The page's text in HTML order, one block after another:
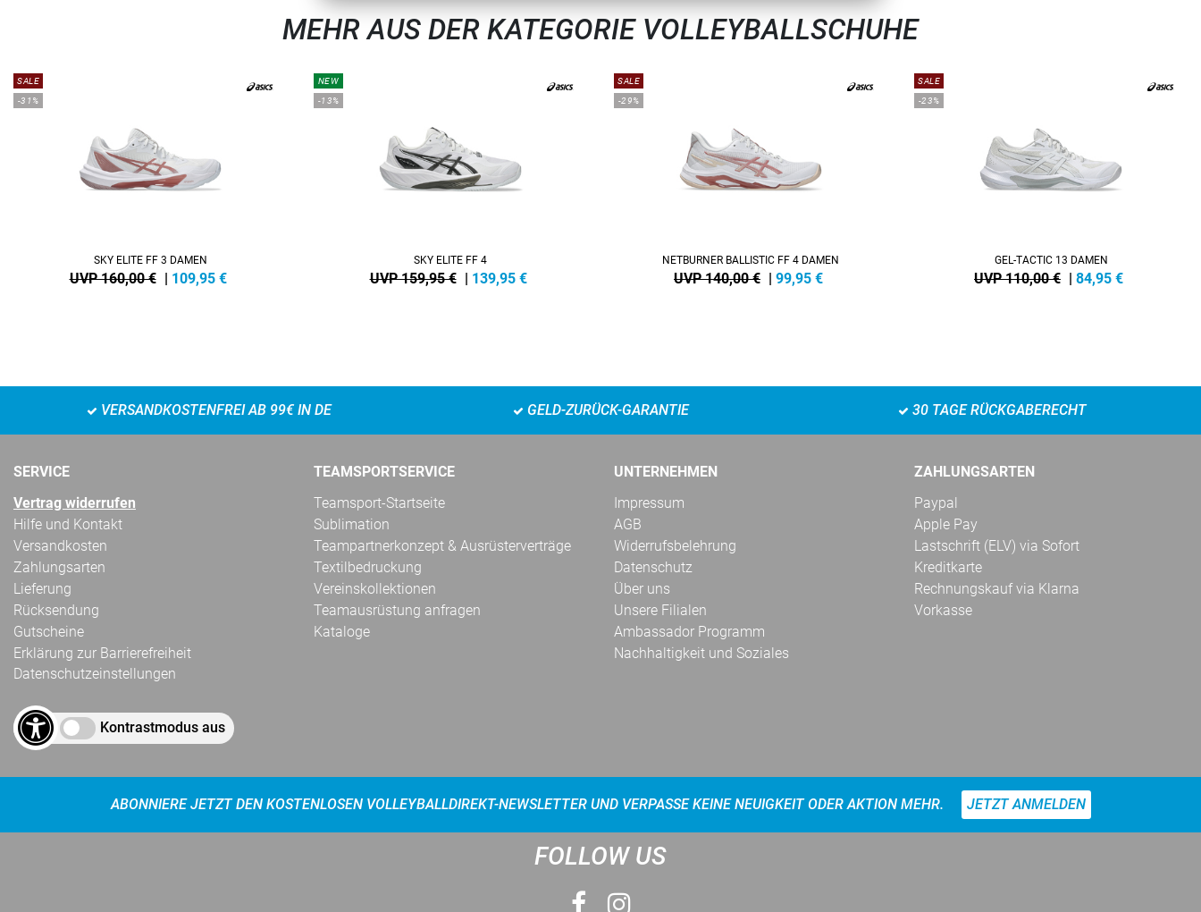
MEHR AUS DER KATEGORIE VOLLEYBALLSCHUHE
SALE
-31%
SKY ELITE FF 3 DAMEN
UVP 160,00 € 109,95 €
NEW
-13%
SKY ELITE FF 4
UVP 159,95 € 139,95 €
SALE
-29%
NETBURNER BALLISTIC FF 4 DAMEN
UVP 140,00 € 99,95 €
SALE
-23%
GEL-TACTIC 13 DAMEN
UVP 110,00 € 84,95 €
VERSANDKOSTENFREI AB 99€ IN DE GELD-ZURÜCK-GARANTIE 30 TAGE RÜCKGABERECHT
SERVICE
Vertrag widerrufen
Hilfe und Kontakt
Versandkosten
Zahlungsarten
Lieferung
Rücksendung
Gutscheine
Erklärung zur Barrierefreiheit
Datenschutzeinstellungen
Kontrastmodus aus
TEAMSPORTSERVICE
Teamsport-Startseite
Sublimation
Teampartnerkonzept & Ausrüsterverträge
Textilbedruckung
Vereinskollektionen
Teamausrüstung anfragen
Kataloge
UNTERNEHMEN
Impressum
AGB
Widerrufsbelehrung
Datenschutz
Über uns
Unsere Filialen
Ambassador Programm
Nachhaltigkeit und Soziales
ZAHLUNGSARTEN
Paypal
Apple Pay
Lastschrift (ELV) via Sofort
Kreditkarte
Rechnungskauf via Klarna
Vorkasse
ABONNIERE JETZT DEN KOSTENLOSEN VOLLEYBALLDIREKT-NEWSLETTER UND VERPASSE KEINE NEUIGKEIT ODER AKTION MEHR. JETZT ANMELDEN
FOLLOW US